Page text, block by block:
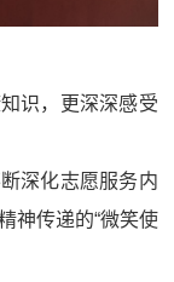
识，更深深感受
深化志愿服务内
神传递的“微笑使